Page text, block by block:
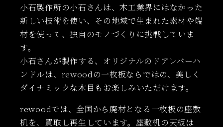
小石製作所の小石さんは、木工業界にはなかった
新しい技術を使い、その地域で生まれた素材や端
材を使って、独自のモノづくりに挑戦していま
す。
小石さんが製作する、オリジナルのドアレバーハ
ンドルは、rewoodの一枚板ならではの、美しく
ダイナミックな木目もお楽しみいただけます。
rewoodでは、全国から廃材となる一枚板の座敷
机を、買取し再生しています。座敷机の天板は